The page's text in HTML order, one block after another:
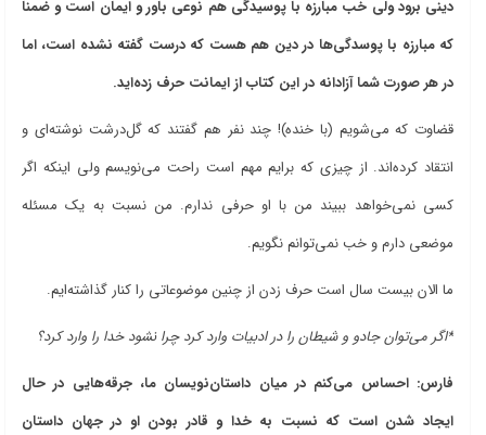
دینی برود ولی خب مبارزه با پوسیدگی هم نوعی باور و ایمان است و ضمنا
که مبارزه با پوسدگی‌ها در دین هم هست که درست گفته نشده است، اما
در هر صورت شما آزادانه در این کتاب از ایمانت حرف زده‌اید.
قضاوت که می‌شویم (با خنده)! چند نفر هم گفتند که گل‌درشت نوشته‌ای و
انتقاد کرده‌اند. از چیزی که برایم مهم است راحت می‌نویسم ولی اینکه اگر
کسی نمی‌خواهد ببیند من با او حرفی ندارم. من نسبت به یک مسئله
موضعی دارم و خب نمی‌توانم نگویم.
ما الان بیست سال است حرف زدن از چنین موضوعاتی را کنار گذاشته‌ایم.
*اگر می‌توان جادو و شیطان را در ادبیات وارد کرد چرا نشود خدا را وارد کرد؟
فارس: احساس می‌کنم در میان داستان‌نویسان ما، جرقه‌هایی در حال
ایجاد شدن است که نسبت به خدا و قادر بودن او در جهان داستان